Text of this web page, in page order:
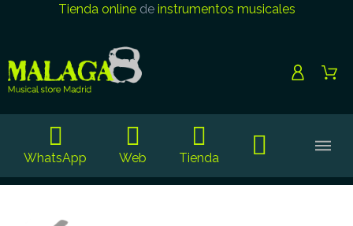
Tienda onlinede instrumentos musicales
WhatsApp Web Tienda